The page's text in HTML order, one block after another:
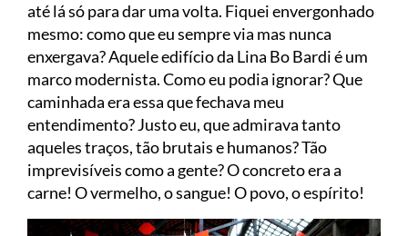
até lá só para dar uma volta. Fiquei envergonhado
mesmo: como que eu sempre via mas nunca
enxergava? Aquele edifício da Lina Bo Bardi é um
marco modernista. Como eu podia ignorar? Que
caminhada era essa que fechava meu
entendimento? Justo eu, que admirava tanto
aqueles traços, tão brutais e humanos? Tão
imprevisíveis como a gente? O concreto era a
carne! O vermelho, o sangue! O povo, o espírito!